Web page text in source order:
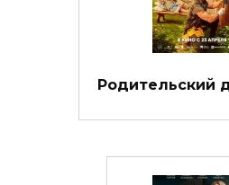
Родительский